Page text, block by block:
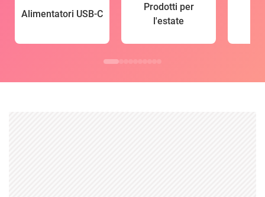
Alimentatori USB-C
Prodotti per
l'estate